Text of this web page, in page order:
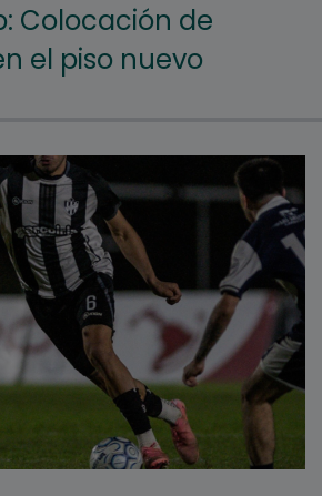
Colocación de
el piso nuevo